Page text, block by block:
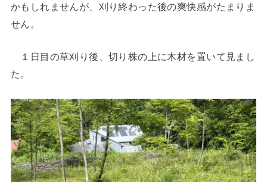
かもしれませんが、刈り終わった後の爽快感がたまりま
せん。
１日目の草刈り後、切り株の上に木材を置いて見まし
た。